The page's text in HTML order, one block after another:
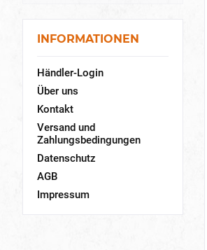
INFORMATIONEN
Händler-Login
Über uns
Kontakt
Versand und
Zahlungsbedingungen
Datenschutz
AGB
Impressum